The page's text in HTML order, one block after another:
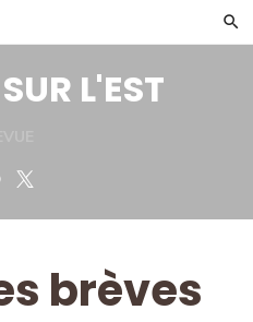
L'EST
Facebook
brèves